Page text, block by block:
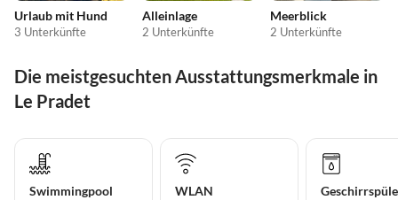
Urlaub mit Hund
3 Unterkünfte
Alleinlage
2 Unterkünfte
Meerblick
2 Unterkünfte
Die meistgesuchten Ausstattungsmerkmale in
Le Pradet
Swimmingpool WLAN